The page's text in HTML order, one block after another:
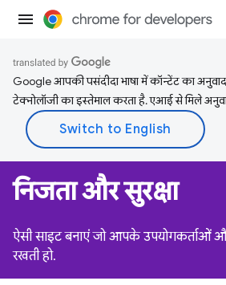
Google आपकी पसंदीदा भाषा में कॉन्टेंट का
टेक्नोलॉजी का इस्तेमाल करता है. एआई से मिले
निजता और सुरक्षा
ऐसी साइट बनाएं जो आपके उपयोगकर्ताओं
रखती हो.